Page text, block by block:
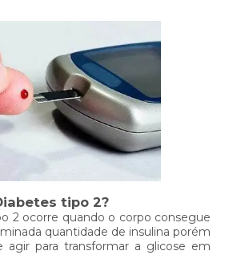
tipo 2?
2 ocorre quando o corpo consegue
quantidade de insulina porém
agir para transformar a glicose em